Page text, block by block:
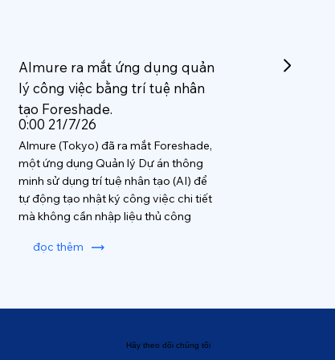
Almure ra mắt ứng dụng quản
lý công việc bằng trí tuệ nhân
tạo Foreshade.
0:00 21/7/26
Almure (Tokyo) đã ra mắt Foreshade,
một ứng dụng Quản lý Dự án thông
minh sử dụng trí tuệ nhân tạo (AI) để
tự động tạo nhật ký công việc chi tiết
mà không cần nhập liệu thủ công
đọc thêm
Hãy theo dõi chúng tôi